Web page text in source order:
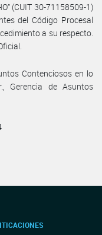
(CUIT 30-71158509-1)
del Código Procesal
a su respecto.
Contenciosos en lo
Gerencia de Asuntos